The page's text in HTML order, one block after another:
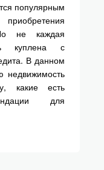
популярным
не каждая
куплена с
В данном
недвижимость
какие есть
для